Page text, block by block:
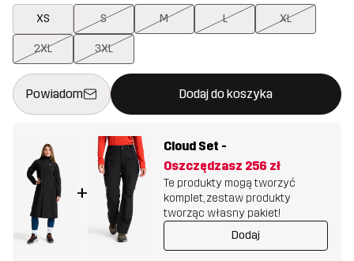
XS S M L XL
2XL 3XL
Powiadom Dodaj do koszyka
Ten przycisk otworzy nowe okno, w którym można
{{size}} nie jest dostępny
+
Cloud Set -
Oszczędzasz 256 zł
Te produkty mogą tworzyć
komplet, zestaw produkty
tworząc własny pakiet!
Dodaj